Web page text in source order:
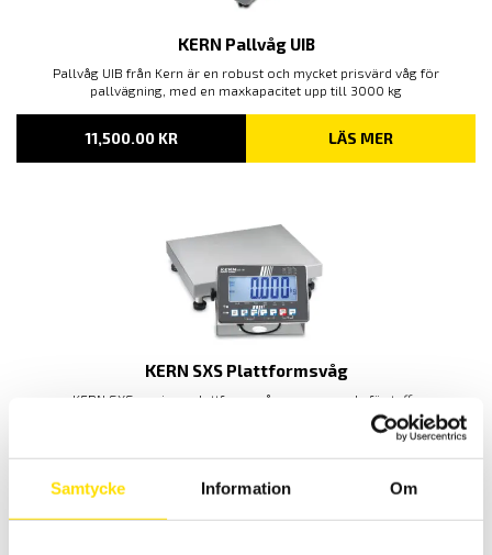
Samtycke Information Om
KERN Pallvåg UIB
Pallvåg UIB från Kern är en robust och mycket prisvärd våg för
pallvägning, med en maxkapacitet upp till 3000 kg
11,500.00 KR LÄS MER
KERN SXS Plattformsvåg
KERN SXS-seriens plattformsvågar anpassade för tuffa
industrimiljöer med maxkapacitet upp till 300 kg.
15,600.00KR–
23,850.00
PRISINTERVALL:
15,600.00 KR
23,850.00 KR